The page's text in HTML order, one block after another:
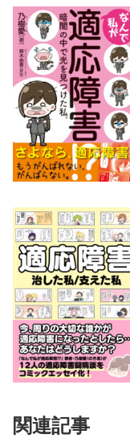
関連記事